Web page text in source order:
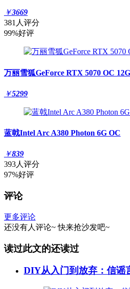
￥3669
381人评分
99%好评
万丽雪狐GeForce RTX 5070 OC
￥5299
蓝戟Intel Arc A380 Photon 6G OC
￥839
393人评分
97%好评
评论
更多评论
还没有人评论~ 快来抢沙发吧~
读过此文的还读过
DIY从入门到放弃：信谣